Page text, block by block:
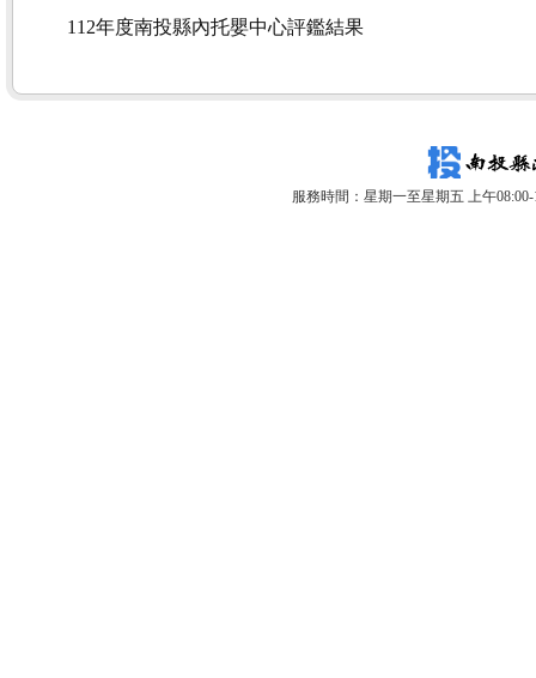
112年度南投縣內托嬰中心評鑑結果
服務時間：星期一至星期五 上午